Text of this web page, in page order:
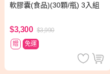
軟膠囊(食品)(30顆/瓶) 3入組
$3,300 $3,990
贈
免運